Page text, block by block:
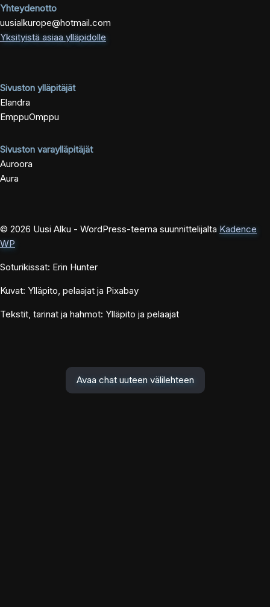
Yhteydenotto
uusialkurope@hotmail.com
Yksityistä asiaa ylläpidolle
Sivuston ylläpitäjät
Elandra
EmppuOmppu
Sivuston varaylläpitäjät
Auroora
Aura
© 2026 Uusi Alku - WordPress-teema suunnittelijalta Kadence
WP
Soturikissat: Erin Hunter
Kuvat: Ylläpito, pelaajat ja Pixabay
Tekstit, tarinat ja hahmot: Ylläpito ja pelaajat
Avaa chat uuteen välilehteen